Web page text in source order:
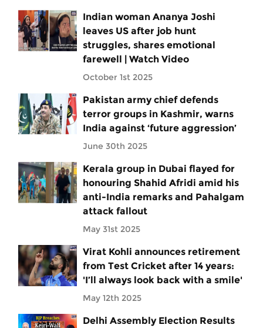
Indian woman Ananya Joshi
leaves US after job hunt
struggles, shares emotional
farewell | Watch Video
October 1st 2025
Pakistan army chief defends
terror groups in Kashmir, warns
India against ‘future aggression’
June 30th 2025
Kerala group in Dubai flayed for
honouring Shahid Afridi amid his
anti-India remarks and Pahalgam
attack fallout
May 31st 2025
Virat Kohli announces retirement
from Test Cricket after 14 years:
'I’ll always look back with a smile'
May 12th 2025
Delhi Assembly Election Results